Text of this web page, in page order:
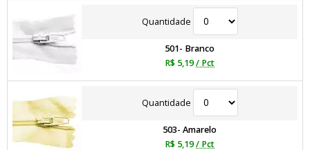
Quantidade
501- Branco
R$ 5,19/ Pct
Quantidade
503- Amarelo
R$ 5,19/ Pct